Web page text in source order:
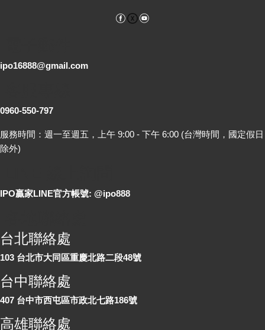
Facebook
ipo16888@gmail.com
0960-550-797
服務時間：週一至週五，上午 9:00 - 下午 6:00 (台灣時間，國定假日
除外)
IPO贏家LINE官方帳號: @ipo888
台北聯絡處
103 台北市大同區重慶北路二段48號
台中聯絡處
407 台中市西屯區市政北七路186號
高雄聯絡處